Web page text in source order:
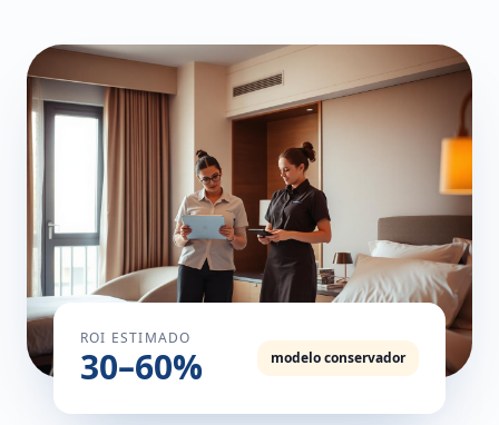
ROI ESTIMADO
30–60% modelo conservador